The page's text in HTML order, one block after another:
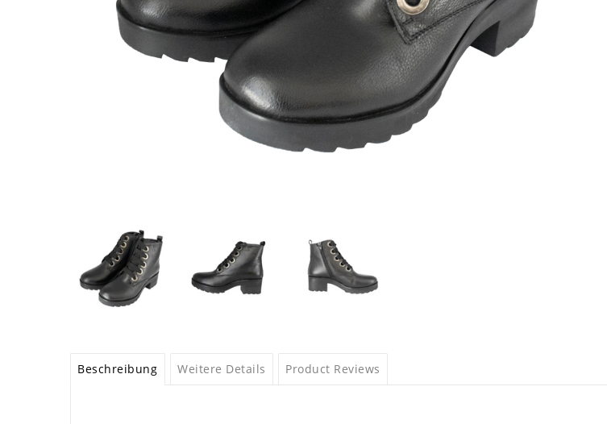
Beschreibung Weitere Details Product Reviews